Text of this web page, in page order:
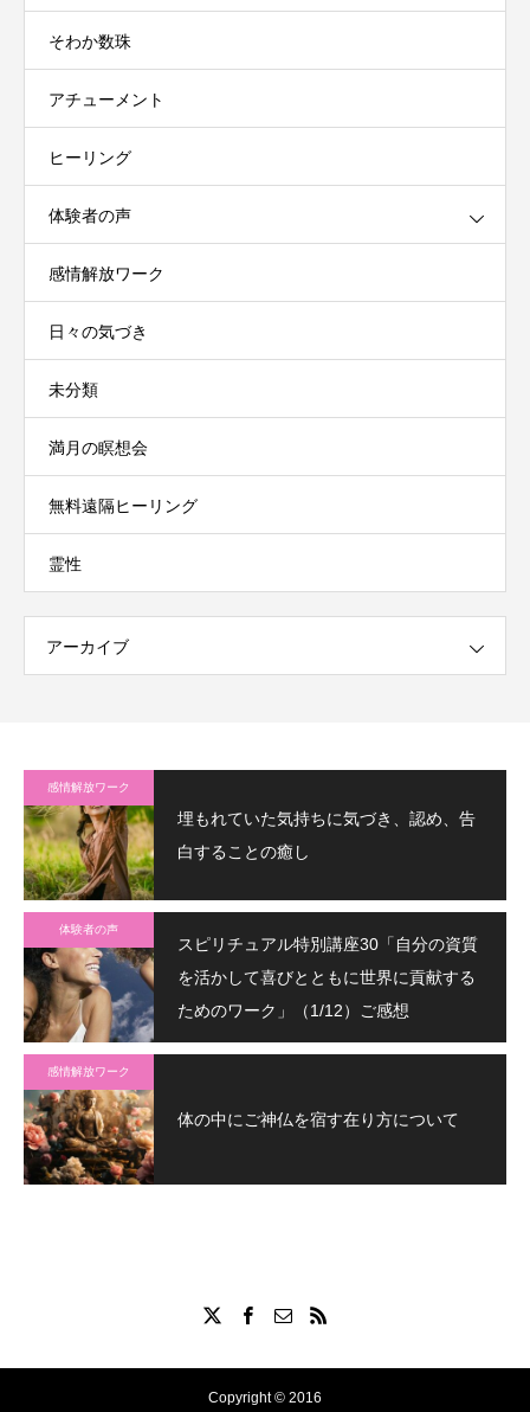
そわか数珠
アチューメント
ヒーリング
体験者の声
感情解放ワーク
日々の気づき
未分類
満月の瞑想会
無料遠隔ヒーリング
霊性
アーカイブ
感情解放ワーク
埋もれていた気持ちに気づき、認め、告
白することの癒し
体験者の声
スピリチュアル特別講座30「自分の資質
を活かして喜びとともに世界に貢献する
ためのワーク」（1/12）ご感想
感情解放ワーク
体の中にご神仏を宿す在り方について
Copyright © 2016